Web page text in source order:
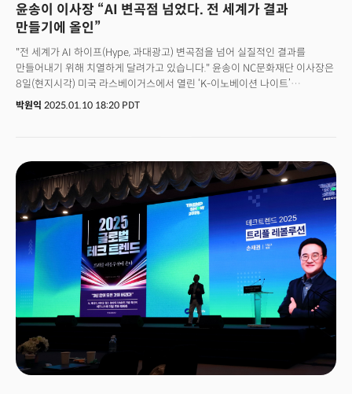
윤송이 이사장 “AI 변곡점 넘었다. 전 세계가 결과
만들기에 올인”
"전 세계가 AI 하이프(Hype, 과대광고) 변곡점을 넘어 실질적인 결과를
만들어내기 위해 치열하게 달려가고 있습니다." 윤송이 NC문화재단 이사장은
8일(현지시각) 미국 라스베이거스에서 열린 ‘K-이노베이션 나이트’
기조연설에서 "2025년에도 AI 혁명은 계속될 것"이라며 이 같이 말했다. 윤
AI 경쟁력을 높이는 핵심 전략이라는 것. 특히 한국의 AI, 스타트업 생태계가
발전하려면 글로벌 경험 확대가 필요하다는 주장이다. 윤 이사장은 지난해 말
1억달러(약 1450억원)에 달하는 대규모 AI 투자 펀드를 조성한 바 있다. AI
기술의 높은 잠재력을 활용해 지금까지 없었던 새로운 비즈니스를 만들어 갈
AI 스타트업에 집중적으로 투자한다는 계획이다. 이날 라스베이거스
파크MGM(Park MGM) 호텔에서 열린 K-이노베이션 나이트는 CES2025
기간 진행된 기술 컨퍼런스 겸 VIP 네트워킹 이벤트다. 더밀크와 마이스기업
엑스포럼이 공동주최했다.
박원익 2025.01.10 18:20 PDT